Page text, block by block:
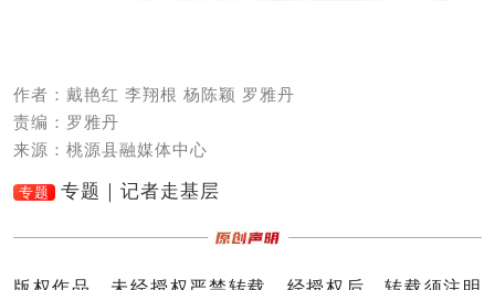
作者：戴艳红 李翔根 杨陈颖 罗雅丹
责编：罗雅丹
来源：桃源县融媒体中心
专题 专题｜记者走基层